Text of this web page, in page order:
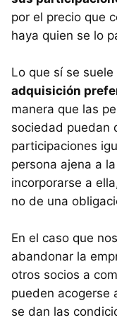
por el precio que
haya quien se lo
Lo que sí se
adquisición
manera que las
sociedad puedan
participaciones
persona ajena a
incorporarse a
no de una
En el caso que
abandonar la
otros socios a
pueden acogerse
se dan las